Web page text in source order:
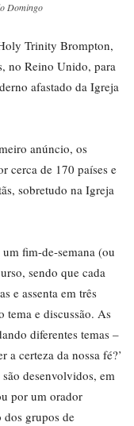
Domingo
Trinity Brompton,
no Reino Unido, para
afastado da Igreja
anúncio, os
cerca de 170 países e
sobretudo na Igreja
fim-de-semana (ou
sendo que cada
e assenta em três
tema e discussão. As
diferentes temas –
a certeza da nossa fé?’
desenvolvidos, em
por um orador
dos grupos de